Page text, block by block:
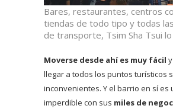
Bares, restaurantes, centros
tiendas de todo tipo y todas
de transporte, Tsim Sha Tsui
Moverse desde ahí es muy fácil
llegar a todos los puntos turísticos
inconvenientes. Y el barrio en sí es
imperdible con sus miles de